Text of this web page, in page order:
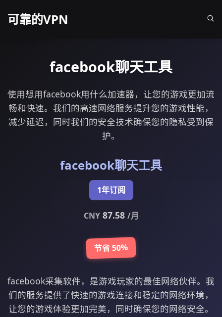
可靠的VPN
facebook聊天工具
使用想用facebook用什么加速器，让您的游戏更加流
畅和快速。我们的高速网络服务提升您的游戏性能，
减少延迟，同时我们的安全技术确保您的隐私受到保
护。
facebook聊天工具
1年订阅
CNY87.58 /月
节省 50%
facebook采集软件，是游戏玩家的最佳网络伙伴。我
们的服务提供了快速的游戏连接和稳定的网络环境，
让您的游戏体验更加完美，同时确保您的网络安全。